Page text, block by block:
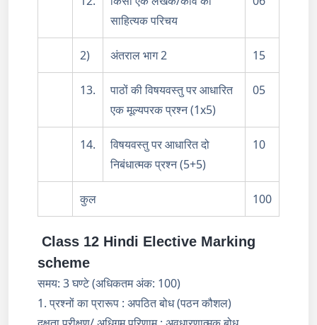
साहित्यक परिचय
2) अंतराल भाग 2 15
13.
पाठों की विषयवस्तु पर आधारित
एक मूल्यपरक प्रश्न (1x5)
05
14.
विषयवस्तु पर आधारित दो
निबंधात्मक प्रश्न (5+5)
10
कुल 100
Class 12 Hindi Elective Marking
scheme
समय: 3 घण्टे (अधिकतम अंक: 100)
1. प्रश्नों का प्रारूप : अपठित बोध (पठन कौशल)